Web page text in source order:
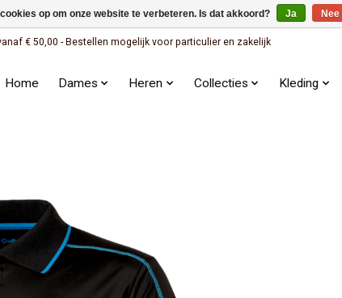
€ 50,00 - Bestellen mogelijk voor particulier en zakelijk
Home Dames Heren Collecties Kleding
op om onze website te verbeteren. Is dat akkoord? Ja Nee